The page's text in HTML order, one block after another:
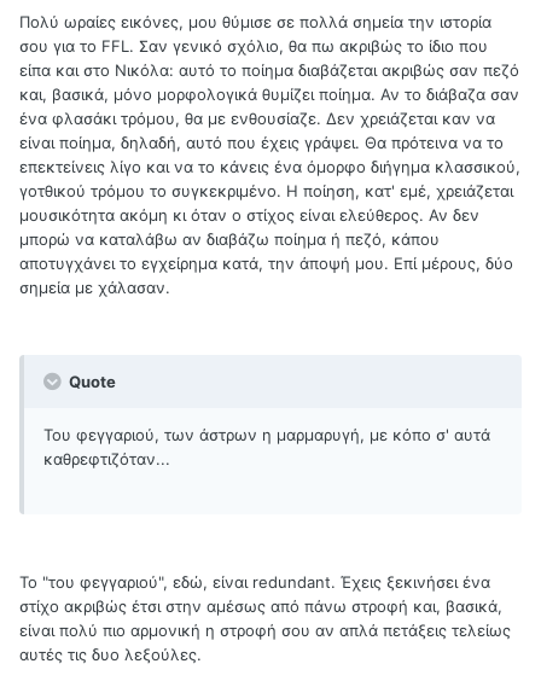
Πολύ ωραίες εικόνες, μου θύμισε σε πολλά σημεία την ιστορία
σου για το FFL. Σαν γενικό σχόλιο, θα πω ακριβώς το ίδιο που
είπα και στο Νικόλα: αυτό το ποίημα διαβάζεται ακριβώς σαν πεζό
και, βασικά, μόνο μορφολογικά θυμίζει ποίημα. Αν το διάβαζα σαν
ένα φλασάκι τρόμου, θα με ενθουσίαζε. Δεν χρειάζεται καν να
είναι ποίημα, δηλαδή, αυτό που έχεις γράψει. Θα πρότεινα να το
επεκτείνεις λίγο και να το κάνεις ένα όμορφο διήγημα κλασσικού,
γοτθικού τρόμου το συγκεκριμένο. Η ποίηση, κατ' εμέ, χρειάζεται
μουσικότητα ακόμη κι όταν ο στίχος είναι ελεύθερος. Αν δεν
μπορώ να καταλάβω αν διαβάζω ποίημα ή πεζό, κάπου
αποτυγχάνει το εγχείρημα κατά, την άποψή μου. Επί μέρους, δύο
σημεία με χάλασαν.
Quote
Του φεγγαριού, των άστρων η μαρμαρυγή, με κόπο σ' αυτά
καθρεφτιζόταν...
Το "του φεγγαριού", εδώ, είναι redundant. Έχεις ξεκινήσει ένα
στίχο ακριβώς έτσι στην αμέσως από πάνω στροφή και, βασικά,
είναι πολύ πιο αρμονική η στροφή σου αν απλά πετάξεις τελείως
αυτές τις δυο λεξούλες.